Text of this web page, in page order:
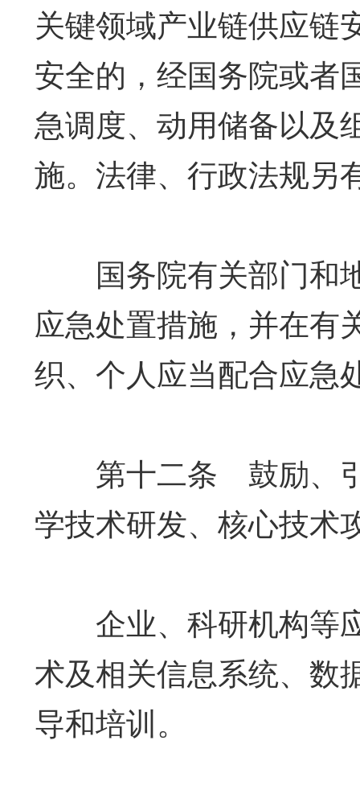
关键领域产业链供应链
安全的，经国务院或者
急调度、动用储备以及
施。法律、行政法规另
国务院有关部门和
应急处置措施，并在有
织、个人应当配合应急
第十二条 鼓励、引
学技术研发、核心技术
企业、科研机构等
术及相关信息系统、数
导和培训。